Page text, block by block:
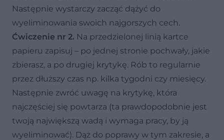
Następnie wystarczy zacząć dążyć do
wyeliminowania swoich najgorszych cech.
Ćwiczenie nr 2. Na przedzielonej linią kartce
papieru zapisuj – po jednej stronie pochwały, jakie
zbierasz, a po drugiej krytykę. Rób to regularnie
przez dłuższy czas np. kilka tygodni czy miesięcy.
Następnie zwróć uwagę na krytykę, która
najczęściej się powtarza (ta prawdopodobnie jest
twoją największą wadą i wymaga pracy, by ją
wyeliminować). Dąż do poprawy w tym zakresie, a